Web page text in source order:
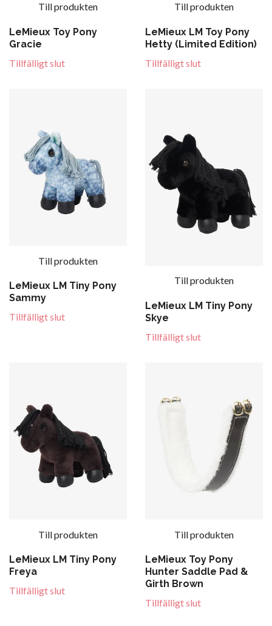
Till produkten
LeMieux Toy Pony
Gracie
Tillfälligt slut
Till produkten
LeMieux LM Toy Pony
Hetty (Limited Edition)
Tillfälligt slut
Till produkten
LeMieux LM Tiny Pony
Sammy
Tillfälligt slut
Till produkten
LeMieux LM Tiny Pony
Skye
Tillfälligt slut
Till produkten
LeMieux LM Tiny Pony
Freya
Tillfälligt slut
Till produkten
LeMieux Toy Pony
Hunter Saddle Pad &
Girth Brown
Tillfälligt slut